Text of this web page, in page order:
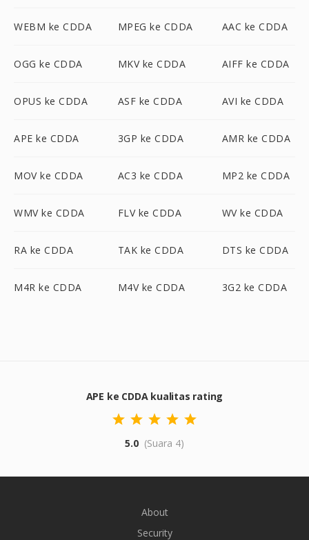
WEBM ke CDDA MPEG ke CDDA AAC ke CDDA
OGG ke CDDA MKV ke CDDA AIFF ke CDDA
OPUS ke CDDA ASF ke CDDA AVI ke CDDA
APE ke CDDA 3GP ke CDDA AMR ke CDDA
MOV ke CDDA AC3 ke CDDA MP2 ke CDDA
WMV ke CDDA FLV ke CDDA WV ke CDDA
RA ke CDDA TAK ke CDDA DTS ke CDDA
M4R ke CDDA M4V ke CDDA 3G2 ke CDDA
APE ke CDDA kualitas rating
5.0 (Suara 4)
About
Security